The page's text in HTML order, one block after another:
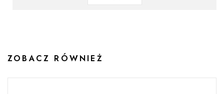
ZOBACZ RÓWNIEŻ